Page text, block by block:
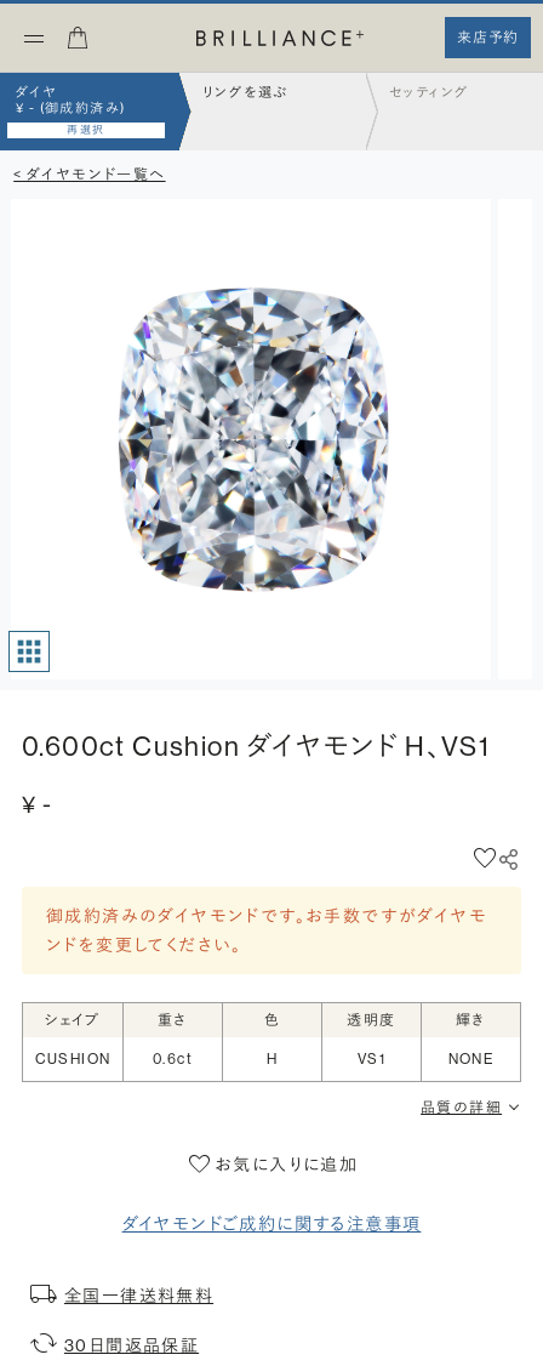
来店予約
ダイヤ
¥ - (御成約済み)
再選択
リングを選ぶ セッティング
< ダイヤモンド一覧へ
0.600ct Cushion ダイヤモンド H、VS1
¥ -
御成約済みのダイヤモンドです。お手数ですがダイヤモ
ンドを変更してください。
シェイプ 重さ 色 透明度 輝き
CUSHION 0.6ct H VS1 NONE
品質の詳細
お気に入りに追加
ダイヤモンドご成約に関する注意事項
全国一律送料無料
30日間返品保証